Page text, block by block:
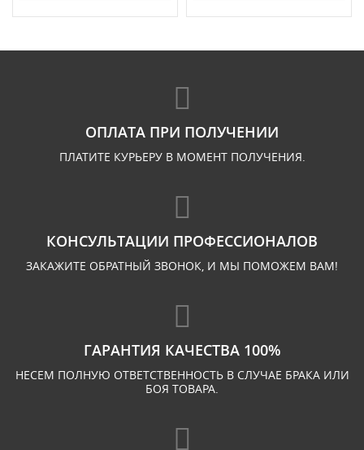
ОПЛАТА ПРИ ПОЛУЧЕНИИ
ПЛАТИТЕ КУРЬЕРУ В МОМЕНТ ПОЛУЧЕНИЯ.
КОНСУЛЬТАЦИИ ПРОФЕССИОНАЛОВ
ЗАКАЖИТЕ ОБРАТНЫЙ ЗВОНОК, И МЫ ПОМОЖЕМ ВАМ!
ГАРАНТИЯ КАЧЕСТВА 100%
НЕСЕМ ПОЛНУЮ ОТВЕТСТВЕННОСТЬ В СЛУЧАЕ БРАКА ИЛИ
БОЯ ТОВАРА.